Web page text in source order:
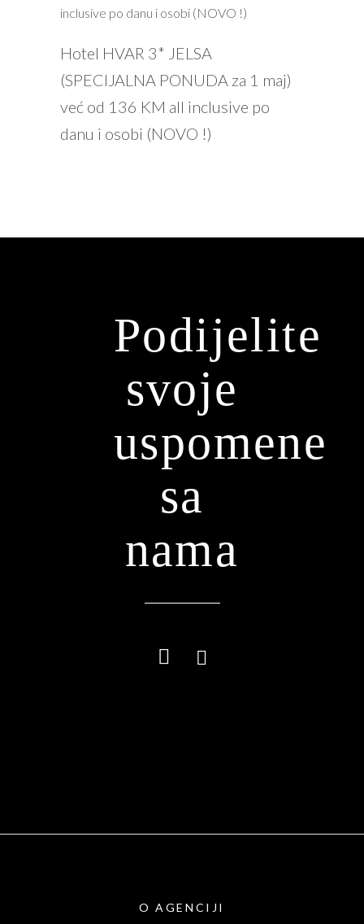
Hotel HVAR 3* JELSA
(SPECIJALNA PONUDA za 1 maj)
već od 136 KM all inclusive po
danu i osobi (NOVO !)
Podijelite
svoje
uspomene
sa
nama
O AGENCIJI